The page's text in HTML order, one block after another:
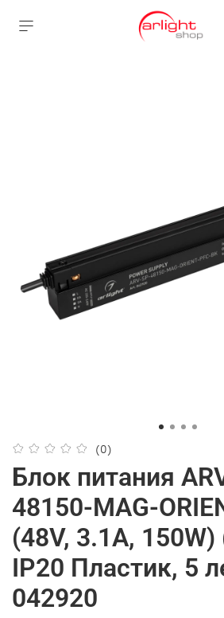
(0)
Блок питания
48150-MAG-
(48V, 3.1A,
IP20 Пластик, 5
042920